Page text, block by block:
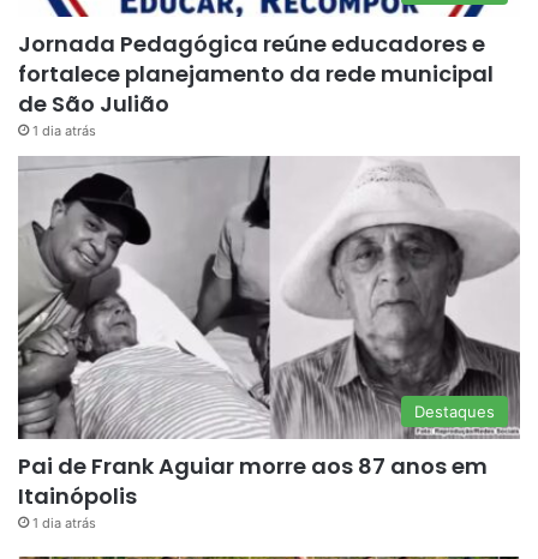
Jornada Pedagógica reúne educadores e
fortalece planejamento da rede municipal
de São Julião
1 dia atrás
Destaques
Pai de Frank Aguiar morre aos 87 anos em
Itainópolis
1 dia atrás